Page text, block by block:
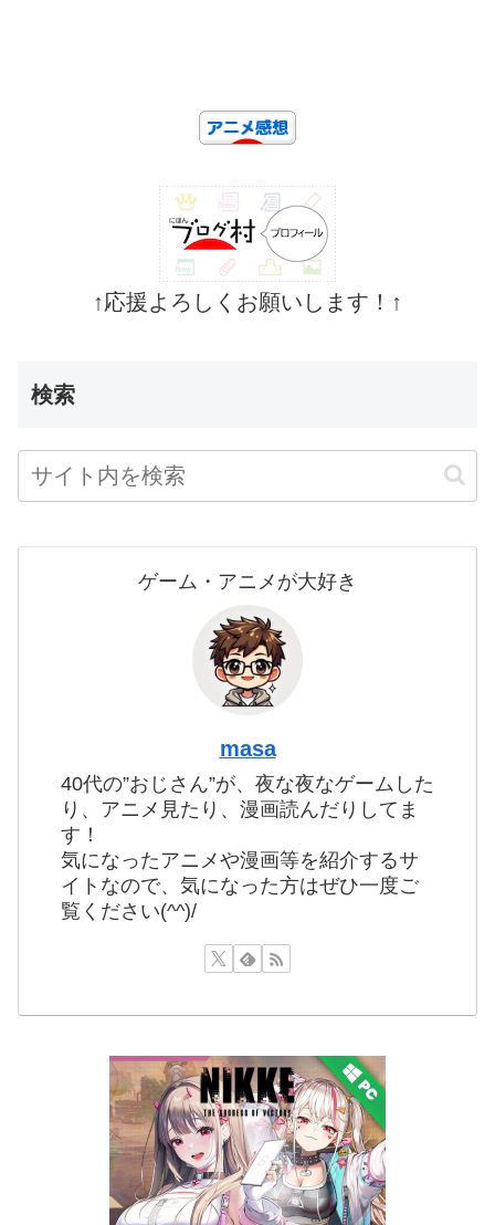
↑応援よろしくお願いします！↑
検索
ゲーム・アニメが大好き
masa
40代の”おじさん”が、夜な夜なゲームした
り、アニメ見たり、漫画読んだりしてま
す！
気になったアニメや漫画等を紹介するサ
イトなので、気になった方はぜひ一度ご
覧ください(^^)/